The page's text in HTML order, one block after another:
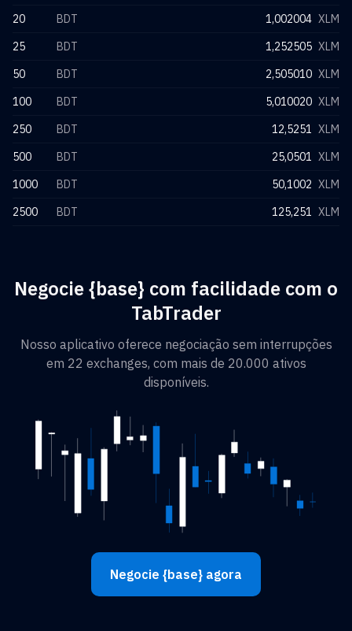
20
BDT 1,002004 XLM
25
BDT 1,252505 XLM
50
BDT 2,505010 XLM
100
BDT 5,010020 XLM
250
BDT 12,5251 XLM
500
BDT 25,0501 XLM
1000
BDT 50,1002 XLM
2500
BDT 125,251 XLM
Negocie {base} com facilidade com o
TabTrader
Nosso aplicativo oferece negociação sem interrupções
em 22 exchanges, com mais de 20.000 ativos
disponíveis.
Negocie {base} agora